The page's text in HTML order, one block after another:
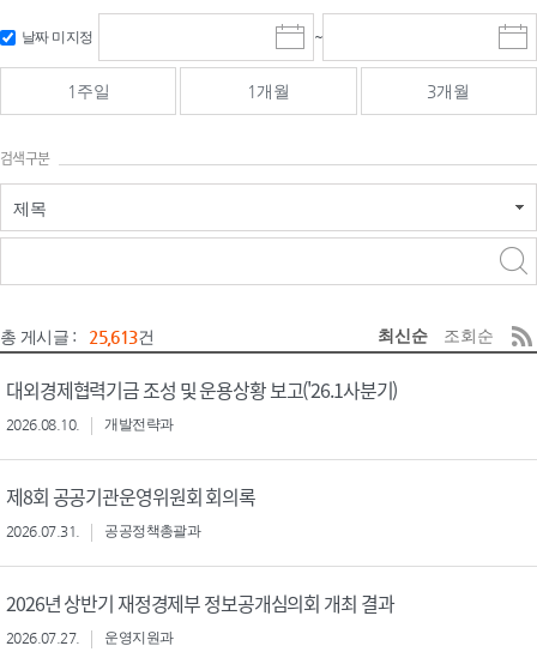
날짜 미지정
시
작
일
선
~
종
료
선
1주일 1개월 3개월
검색구분
제목
총 게시글 : 25,613건 최신순 조회순
대외경제협력기금 조성 및 운용상황 보고('26.1사분기)
2026.08.10. 개발전략과
제8회 공공기관운영위원회 회의록
2026.07.31. 공공정책총괄과
2026년 상반기 재정경제부 정보공개심의회 개최 결과
2026.07.27. 운영지원과